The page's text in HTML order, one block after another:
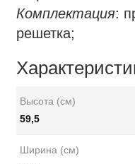
Комплектация:
решетка;
Высота (см)
59,5
Ширина (см)